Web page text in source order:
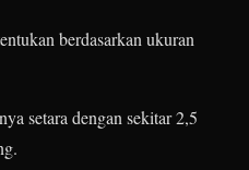
berdasarkan ukuran
setara dengan sekitar 2,5